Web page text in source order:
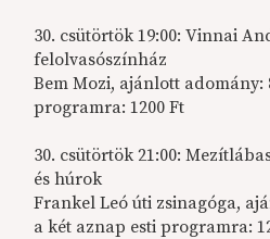
30. csütörtök 19:00: Vinnai
felolvasószínház
Bem Mozi, ajánlott adomány:
programra: 1200 Ft
30. csütörtök 21:00:
és húrok
Frankel Leó úti zsinagóga,
a két aznap esti programra: